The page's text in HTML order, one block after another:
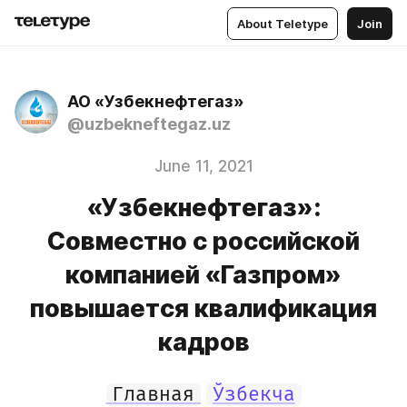
About Teletype Join
АО «Узбекнефтегаз»
@uzbekneftegaz.uz
June 11, 2021
«Узбекнефтегаз»:
Совместно с российской
компанией «Газпром»
повышается квалификация
кадров
Главная Ўзбекча